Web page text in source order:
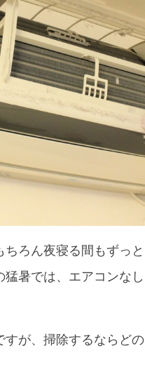
ろん夜寝る間もずっ
暑では、エアコンな
が、掃除するならど